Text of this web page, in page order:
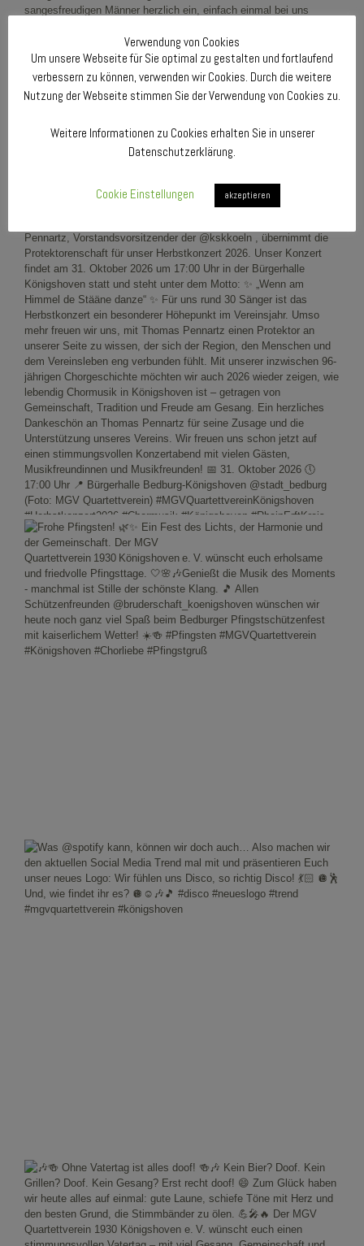
Verwendung von Cookies
Um unsere Webseite für Sie optimal zu gestalten und fortlaufend
verbessern zu können, verwenden wir Cookies. Durch die weitere
Nutzung der Webseite stimmen Sie der Verwendung von Cookies zu.
Weitere Informationen zu Cookies erhalten Sie in unserer
Datenschutzerklärung.
Cookie Einstellungen akzeptieren